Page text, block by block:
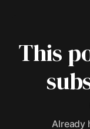
This
Already